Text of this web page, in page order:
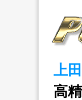
上
高